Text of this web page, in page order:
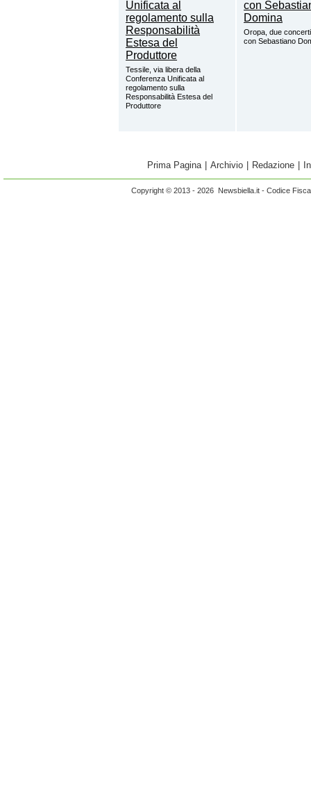
Tessile, via libera della
Conferenza Unificata al
regolamento sulla
Responsabilità Estesa del
Produttore
Oropa, due concerti
con Sebastiano
Prima Pagina | Archivio | Redazione |
Copyright © 2013 - 2026 Newsbiella.it - Codice